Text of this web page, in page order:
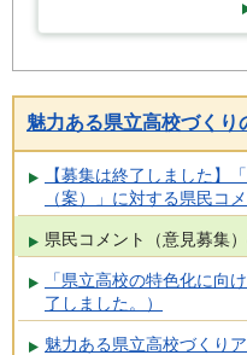
魅力ある県立高校づくり
【募集は終了しました】
（案）」に対する県民コ
県民コメント（意見募集
「県立高校の特色化に向
了しました。）
魅力ある県立高校づくり